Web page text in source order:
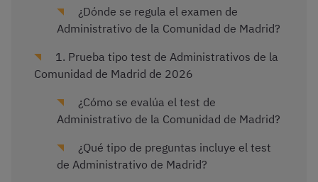
¿Dónde se regula el examen de
Administrativo de la Comunidad de Madrid?
1. Prueba tipo test de Administrativos de la
Comunidad de Madrid de 2026
¿Cómo se evalúa el test de
Administrativo de la Comunidad de Madrid?
¿Qué tipo de preguntas incluye el test
de Administrativo de Madrid?